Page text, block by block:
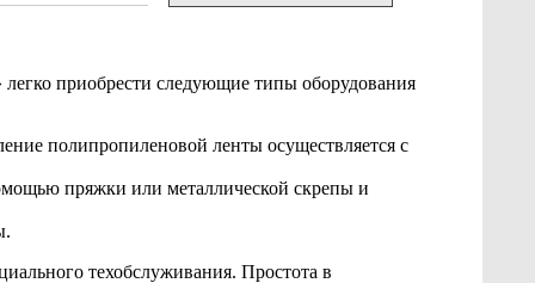
приобрести следующие типы оборудования
полипропиленовой ленты осуществляется с
пряжки или металлической скрепы и
техобслуживания. Простота в